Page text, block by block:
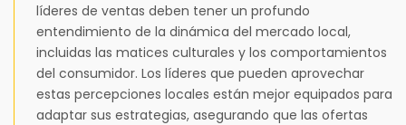
líderes de ventas deben tener un profundo
entendimiento de la dinámica del mercado local,
incluidas las matices culturales y los comportamientos
del consumidor. Los líderes que pueden aprovechar
estas percepciones locales están mejor equipados para
adaptar sus estrategias, asegurando que las ofertas